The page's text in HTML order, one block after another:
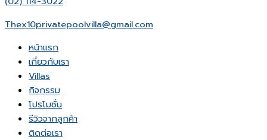
Thex10privatepoolvilla@gmail.com
หน้าเเรก
เกี่ยวกับเรา
Villas
กิจกรรม
โปรโมชั่น
รีวิวจากลูกค้า
ติดต่อเรา